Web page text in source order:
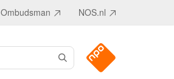
Ombudsman NOS.nl